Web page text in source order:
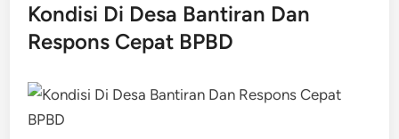
Kondisi Di Desa Bantiran Dan
Respons Cepat BPBD